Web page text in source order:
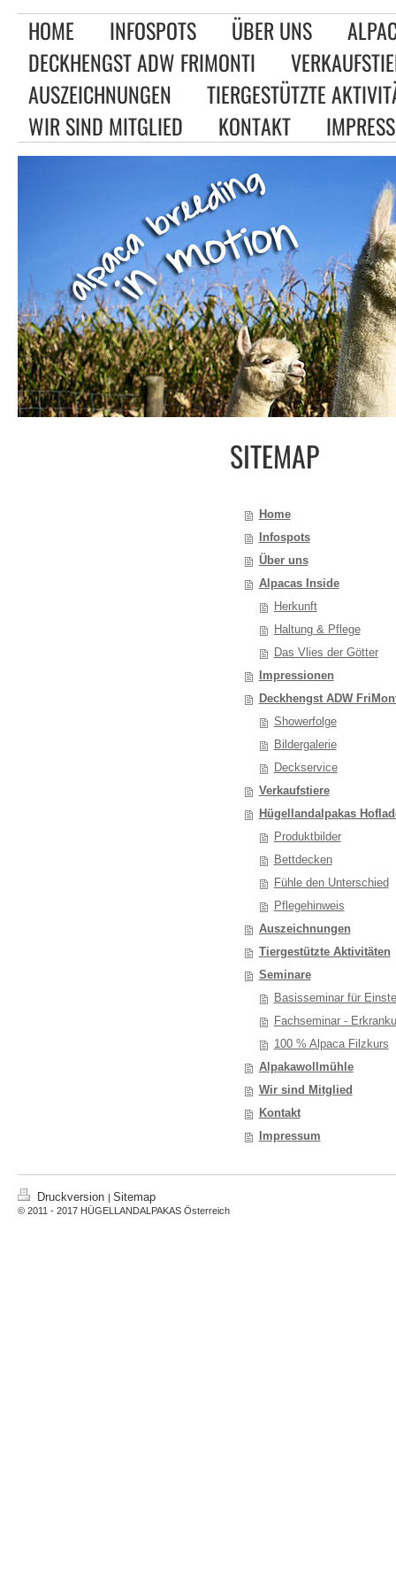
HOME INFOSPOTS ÜBER UNS
DECKHENGST ADW FRIMONTI
AUSZEICHNUNGEN
TIERGESTÜTZTE
WIR SIND MITGLIED
KONTAKT
SITEMAP
Home
Infospots
Über uns
Alpacas Inside
Herkunft
Haltung & Pflege
Das Vlies der Götter
Impressionen
Deckhengst ADW
Showerfolge
Bildergalerie
Deckservice
Verkaufstiere
Hügellandalpakas
Produktbilder
Bettdecken
Fühle den Unterschied
Pflegehinweis
Auszeichnungen
Tiergestützte Aktivitäten
Seminare
Basisseminar für
Fachseminar -
100 % Alpaca Filzkurs
Alpakawollmühle
Wir sind Mitglied
Kontakt
Impressum
Druckversion | Sitemap
© 2011 - 2017 HÜGELLANDALPAKAS Österreich